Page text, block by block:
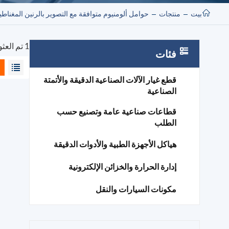
بيت منتجات حوامل ألومنيوم متوافقة مع التصوير بالرنين
فئات
قطع غيار الآلات الصناعية الدقيقة والأتمتة
الصناعية
قطاعات صناعية عامة وتصنيع حسب
الطلب
هياكل الأجهزة الطبية والأدوات الدقيقة
إدارة الحرارة والخزائن الإلكترونية
مكونات السيارات والنقل
1 تم العثور على نتائج لـ "حوامل ألومنيوم متوافقة مع التصوير بالرنين المغناطيسي"